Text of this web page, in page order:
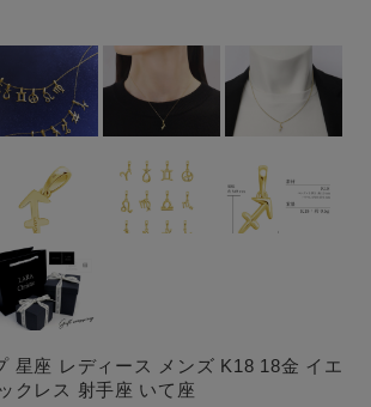
星座 レディース メンズ K18 18金 イエ
クレス 射手座 いて座